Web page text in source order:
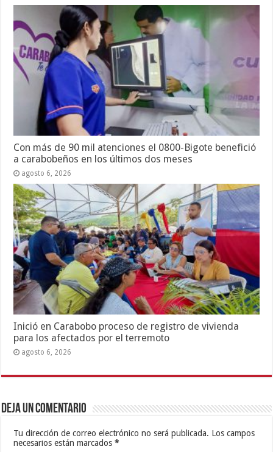
Con más de 90 mil atenciones el 0800-Bigote benefició
a carabobeños en los últimos dos meses
agosto 6, 2026
Inició en Carabobo proceso de registro de vivienda
para los afectados por el terremoto
agosto 6, 2026
Deja un comentario
Tu dirección de correo electrónico no será publicada. Los campos
necesarios están marcados*